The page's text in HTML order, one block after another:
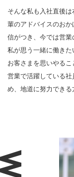
そんな私も入社直後
輩のアドバイスのお
信がつき、今では営業
私が思う一緒に働き
お客さまを思いやるこ
営業で活躍している
め、地道に努力できる